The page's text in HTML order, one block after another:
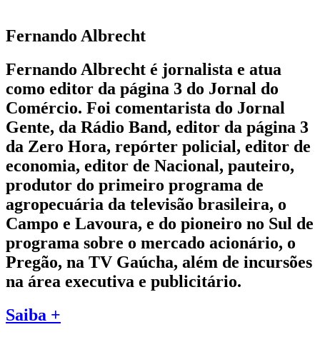
Fernando Albrecht
Fernando Albrecht é jornalista e atua
como editor da página 3 do Jornal do
Comércio. Foi comentarista do Jornal
Gente, da Rádio Band, editor da página 3
da Zero Hora, repórter policial, editor de
economia, editor de Nacional, pauteiro,
produtor do primeiro programa de
agropecuária da televisão brasileira, o
Campo e Lavoura, e do pioneiro no Sul de
programa sobre o mercado acionário, o
Pregão, na TV Gaúcha, além de incursões
na área executiva e publicitário.
Saiba +